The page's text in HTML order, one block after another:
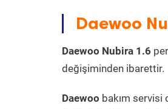
Daewoo
Daewoo Nubira 1.6
değişiminden ibarettir.
Daewoo bakım servisi